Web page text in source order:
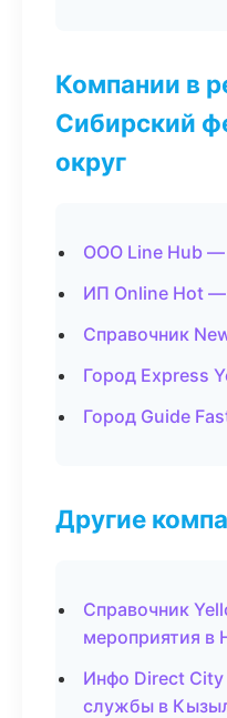
Компании в
Сибирский
округ
ООО Line Hub —
ИП Online Hot
Справочник
Город Express
Город Guide
Другие
Справочник
мероприятия в
Инфо Direct
службы в